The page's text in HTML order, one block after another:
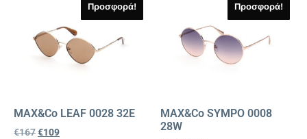
Προσφορά!
MAX&Co LEAF 0028 32E
€167€109
Προσφορά!
MAX&Co SYMPO 0008
28W